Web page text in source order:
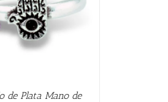
de Plata Mano de